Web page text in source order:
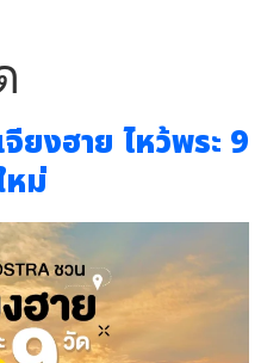
ยงฮาย ไหว้พระ 9
หม่